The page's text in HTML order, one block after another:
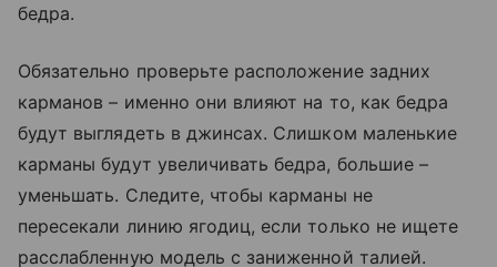
бедра.
Обязательно проверьте расположение задних
карманов – именно они влияют на то, как бедра
будут выглядеть в джинсах. Слишком маленькие
карманы будут увеличивать бедра, большие –
уменьшать. Следите, чтобы карманы не
пересекали линию ягодиц, если только не ищете
расслабленную модель с заниженной талией.